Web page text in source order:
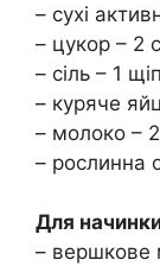
– сухі
– цукор – 2
– сіль – 1
– куряче
– молоко –
– рослинна
Для
– вершкове